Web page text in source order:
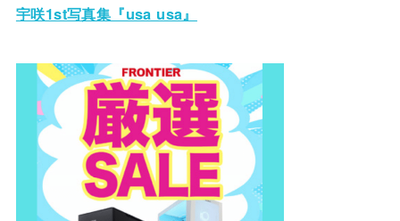
宇咲1st写真集『usa usa』